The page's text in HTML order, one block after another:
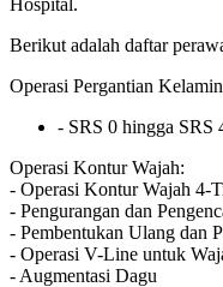
Berikut adalah daftar
Operasi Pergantian Kelamin
- SRS 0 hingga SRS
Operasi Kontur Wajah:
- Operasi Kontur Wajah 4-
- Pengurangan dan
- Pembentukan Ulang dan
- Operasi V-Line untuk
- Augmentasi Dagu